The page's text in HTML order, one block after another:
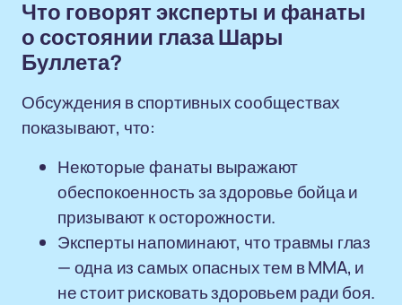
Что говорят эксперты и фанаты
о состоянии глаза Шары
Буллета?
Обсуждения в спортивных сообществах
показывают, что:
Некоторые фанаты выражают
обеспокоенность за здоровье бойца и
призывают к осторожности.
Эксперты напоминают, что травмы глаз
— одна из самых опасных тем в MMA, и
не стоит рисковать здоровьем ради боя.